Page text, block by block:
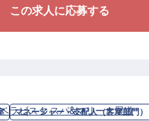
に、「ありがとう」の一言
この求人に応募する
マネージャー・支配人（客室部門）
ベラビスタ スパ&マリーナ尾道の